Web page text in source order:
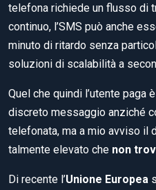
telefona richiede un flusso di
continuo, l’SMS può anche
minuto di ritardo senza
soluzioni di scalabilità a
Quel che quindi l’utente paga
discreto messaggio anziché
telefonata, ma a mio avviso il
talmente elevato che non
Di recente l’Unione Europea